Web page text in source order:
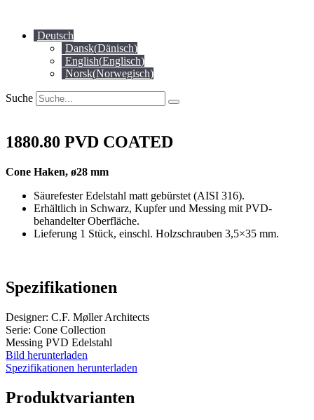
springenDeutsch
Dansk(Dänisch)
English(Englisch)
Norsk(Norwegisch)
Suche
1880.80 PVD COATED
Cone Haken, ø28 mm
Säurefester Edelstahl matt gebürstet (AISI 316).
Erhältlich in Schwarz, Kupfer und Messing mit PVD-
behandelter Oberfläche.
Lieferung 1 Stück, einschl. Holzschrauben 3,5×35 mm.
Spezifikationen
Designer: C.F. Møller Architects
Serie: Cone Collection
Messing PVD Edelstahl
Bild herunterladen
Spezifikationen herunterladen
Produktvarianten